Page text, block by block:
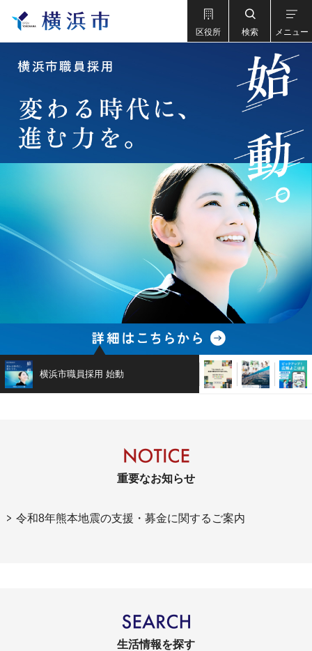
区役所 検索 メニュー
横浜市職員採用 始動 STYLE100横浜市中
重要なお知らせ
令和8年熊本地震の支援・募金に関するご案内
生活情報を探す